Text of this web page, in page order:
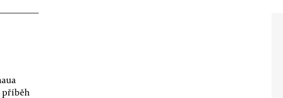
příběh